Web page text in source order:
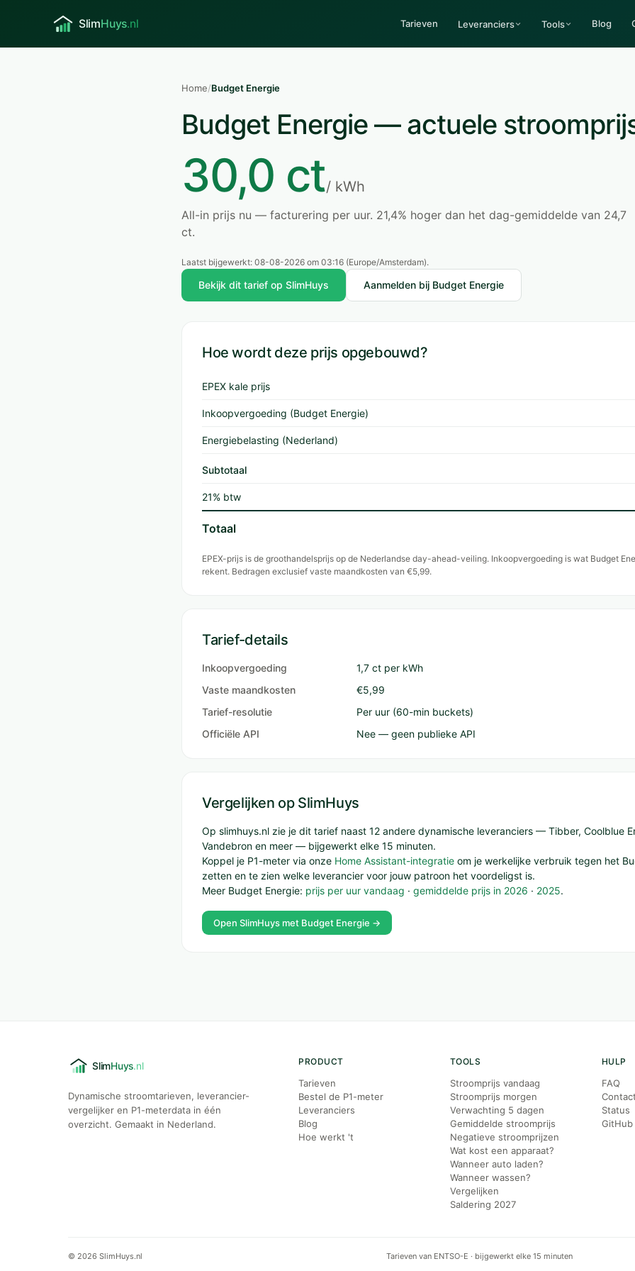
Tarieven Leveranciers Tools Blog
Home/Budget Energie
Budget Energie — actuele
30,0 ct/ kWh
All-in prijs nu — facturering per uur. 21,4% hoger dan het dag-gemiddelde van 24,7
ct.
Laatst bijgewerkt: 08-08-2026 om 03:16 (Europe/Amsterdam).
Bekijk dit tarief op SlimHuys Aanmelden bij Budget Energie
Hoe wordt deze prijs opgebouwd?
EPEX kale prijs
Inkoopvergoeding (Budget Energie)
Energiebelasting (Nederland)
Subtotaal
21% btw
Totaal
EPEX-prijs is de groothandelsprijs op de Nederlandse day-ahead-veiling. Inkoopvergoeding is wat Budget
rekent. Bedragen exclusief vaste maandkosten van €5,99.
Tarief-details
Inkoopvergoeding
1,7 ct per kWh
Vaste maandkosten
€5,99
Tarief-resolutie
Per uur (60-min buckets)
Officiële API
Nee — geen publieke API
Vergelijken op SlimHuys
Op slimhuys.nl zie je dit tarief naast 12 andere dynamische leveranciers — Tibber, Coolblue
Vandebron en meer — bijgewerkt elke 15 minuten.
Koppel je P1-meter via onze Home Assistant-integratie om je werkelijke verbruik tegen het
zetten en te zien welke leverancier voor jouw patroon het voordeligst is.
Meer Budget Energie: prijs per uur vandaag · gemiddelde prijs in 2026 · 2025.
Open SlimHuys met Budget Energie →
Dynamische stroomtarieven, leverancier-
vergelijker en P1-meterdata in één
overzicht. Gemaakt in Nederland.
PRODUCT
Tarieven
Bestel de P1-meter
Leveranciers
Blog
Hoe werkt 't
TOOLS
Stroomprijs vandaag
Stroomprijs morgen
Verwachting 5 dagen
Gemiddelde stroomprijs
Negatieve stroomprijzen
Wat kost een apparaat?
Wanneer auto laden?
Wanneer wassen?
Vergelijken
Saldering 2027
HULP
FAQ
Status
GitHub
© 2026 SlimHuys.nl Tarieven van ENTSO-E · bijgewerkt elke 15 minuten